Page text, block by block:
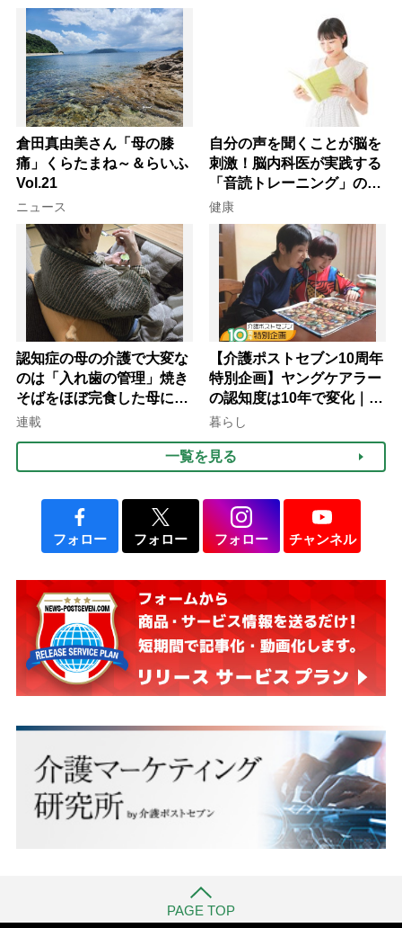
倉田真由美さん「母の膝
痛」くらたまね～＆らいふ
Vol.21
ニュース
自分の声を聞くことが脳を
刺激！脳内科医が実践する
「音読トレーニング」の極
意
健康
認知症の母の介護で大変な
のは「入れ歯の管理」焼き
そばをほぼ完食した母に息
子が血の気が引いた理由
連載
【介護ポストセブン10周年
特別企画】ヤングケアラー
の認知度は10年で変化｜流
行語大賞にノミネート、法
て現在は？
暮らし
一覧を見る
フォロー フォロー フォロー チャンネル
PAGE TOP